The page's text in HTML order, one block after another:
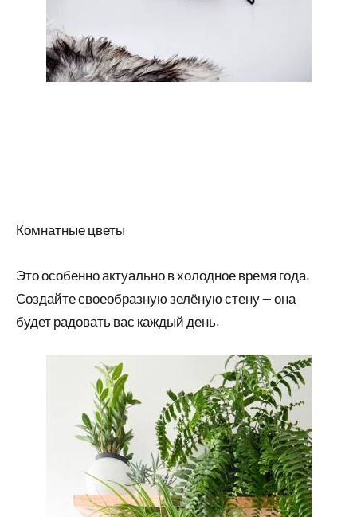
Комнатные цветы
Это особенно актуально в холодное время года.
Создайте своеобразную зелёную стену — она
будет радовать вас каждый день.